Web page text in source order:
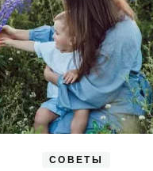
СОВЕТЫ